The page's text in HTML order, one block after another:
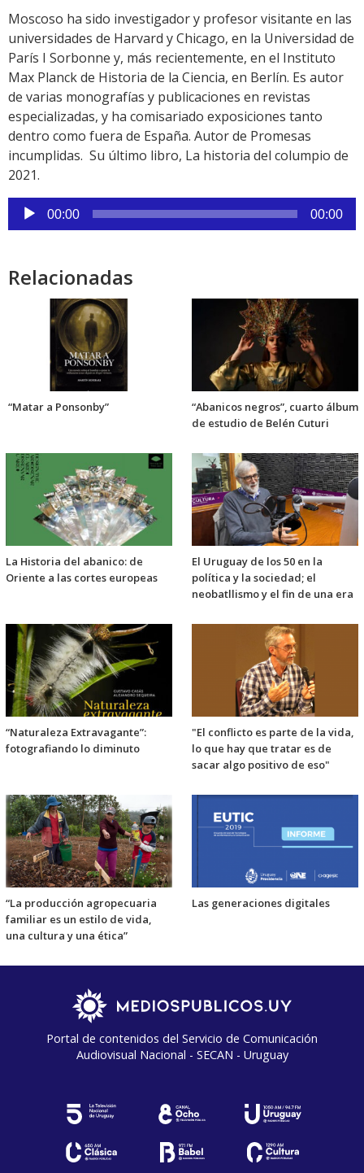
Link
Moscoso ha sido investigador y profesor visitante en las
universidades de Harvard y Chicago, en la Universidad de
París I Sorbonne y, más recientemente, en el Instituto
Max Planck de Historia de la Ciencia, en Berlín. Es autor
de varias monografías y publicaciones en revistas
especializadas, y ha comisariado exposiciones tanto
dentro como fuera de España. Autor de Promesas
incumplidas. Su último libro, La historia del columpio de
2021.
Reproductor
de
00:00 00:00
Relacionadas
“Matar a Ponsonby”
“Abanicos negros”, cuarto álbum
de estudio de Belén Cuturi
La Historia del abanico: de
Oriente a las cortes europeas
El Uruguay de los 50 en la
política y la sociedad; el
neobatllismo y el fin de una era
“Naturaleza Extravagante”:
fotografiando lo diminuto
"El conflicto es parte de la vida,
lo que hay que tratar es de
sacar algo positivo de eso"
“La producción agropecuaria
familiar es un estilo de vida,
una cultura y una ética”
Las generaciones digitales
Portal de contenidos del Servicio de Comunicación
Audiovisual Nacional - SECAN - Uruguay